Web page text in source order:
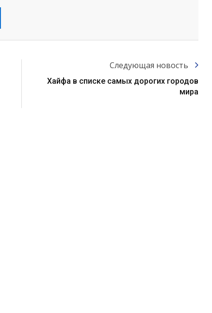
Следующая новость
Хайфа в списке самых дорогих городов
мира